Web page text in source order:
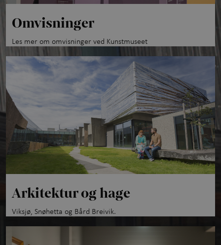
Omvisninger
Les mer om omvisninger ved Kunstmuseet
Arkitektur og hage
Viksjø, Snøhetta og Bård Breivik.